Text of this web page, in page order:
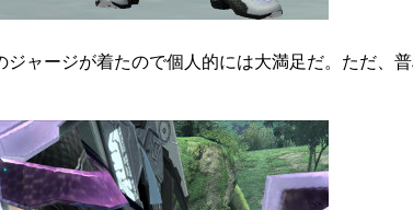
ャージが着たので個人的には大満足だ。ただ、